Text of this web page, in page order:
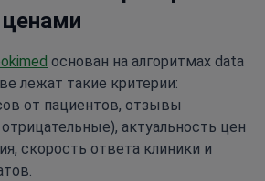
ценами
основан на алгоритмах data
лежат такие критерии:
от пациентов, отзывы
актуальность цен
скорость ответа клиники и